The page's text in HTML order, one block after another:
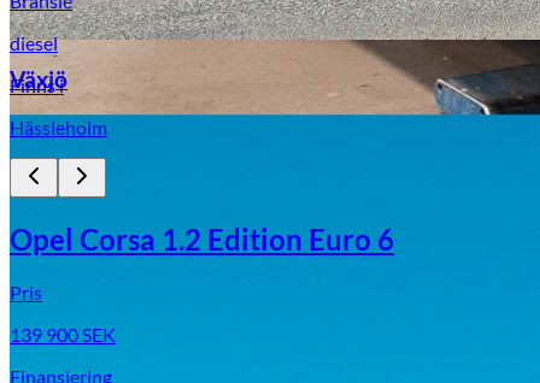
Mazda
Växjö
diesel
Finns i
Hässleholm
Opel Corsa 1.2 Edition Euro 6
Pris
139 900SEK
Finansiering